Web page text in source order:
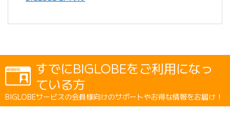
すでにBIGLOBEをご利用になっ
ている方
BIGLOBEサービスの会員様向けのサポートやお得な情報をお届け！